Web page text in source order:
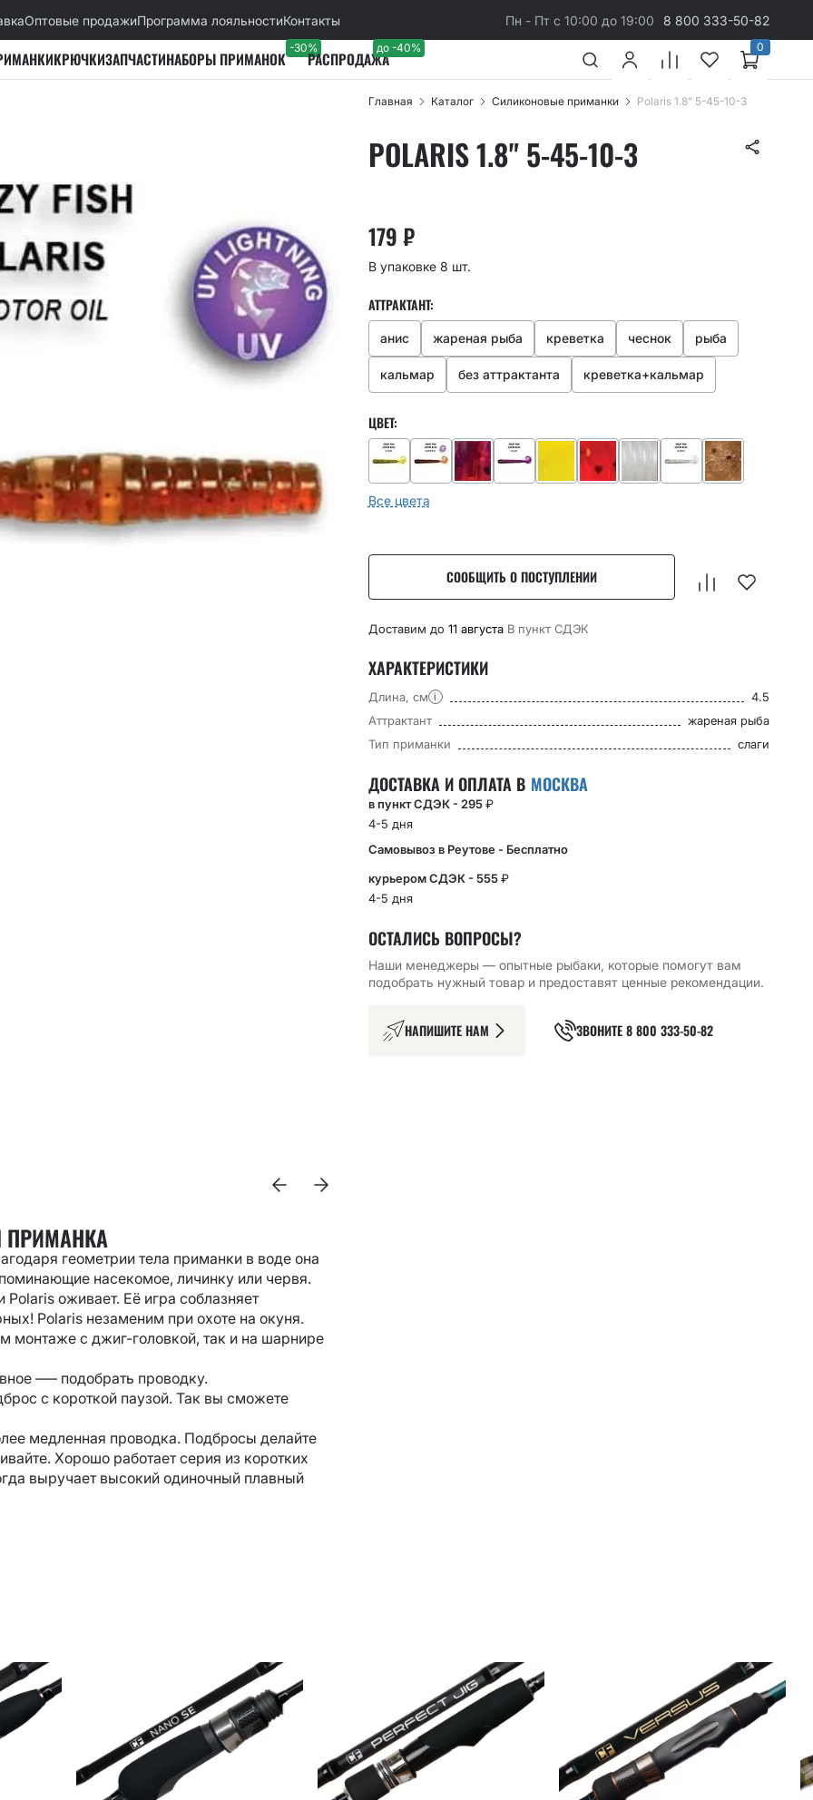
Оптовые продажиПрограмма лояльностиКонтакты Пн - Пт с 10:00 до 19:00 8 800 333-50-82
КРЮЧКИЗАПЧАСТИНАБОРЫ ПРИМАНОК
-30%
РАСПРОДАЖА
до -40% 0
Главная Каталог Cиликоновые приманки Polaris 1.8" 5-45-10-3
POLARIS 1.8" 5-45-10-3
179₽
В упаковке 8 шт.
АТТРАКТАНТ:
анис жареная рыба креветка чеснок рыба
кальмар без аттрактанта креветка+кальмар
ЦВЕТ:
Все цвета
СООБЩИТЬ О ПОСТУПЛЕНИИ
Доставим до 11 августа В пункт CДЭК
ХАРАКТЕРИСТИКИ
Длина, см i
4.5
Аттрактант
жареная рыба
Тип приманки
слаги
ДОСТАВКА И ОПЛАТА В МОСКВА
в пункт СДЭК - 295₽
4-5 дня
Самовывоз в Реутове - Бесплатно
курьером СДЭК - 555₽
4-5 дня
ОСТАЛИСЬ ВОПРОСЫ?
Наши менеджеры — опытные рыбаки, которые помогут вам
подобрать нужный товар и предоставят ценные рекомендации.
НАПИШИТЕ НАМ ЗВОНИТЕ8 800 333-50-82
ПРИМАНКА
геометрии тела приманки в воде она
насекомое, личинку или червя.
оживает. Её игра соблазняет
Polaris незаменим при охоте на окуня.
монтаже с джиг-головкой, так и на шарнире
–— подобрать проводку.
с короткой паузой. Так вы сможете
медленная проводка. Подбросы делайте
Хорошо работает серия из коротких
выручает высокий одиночный плавный